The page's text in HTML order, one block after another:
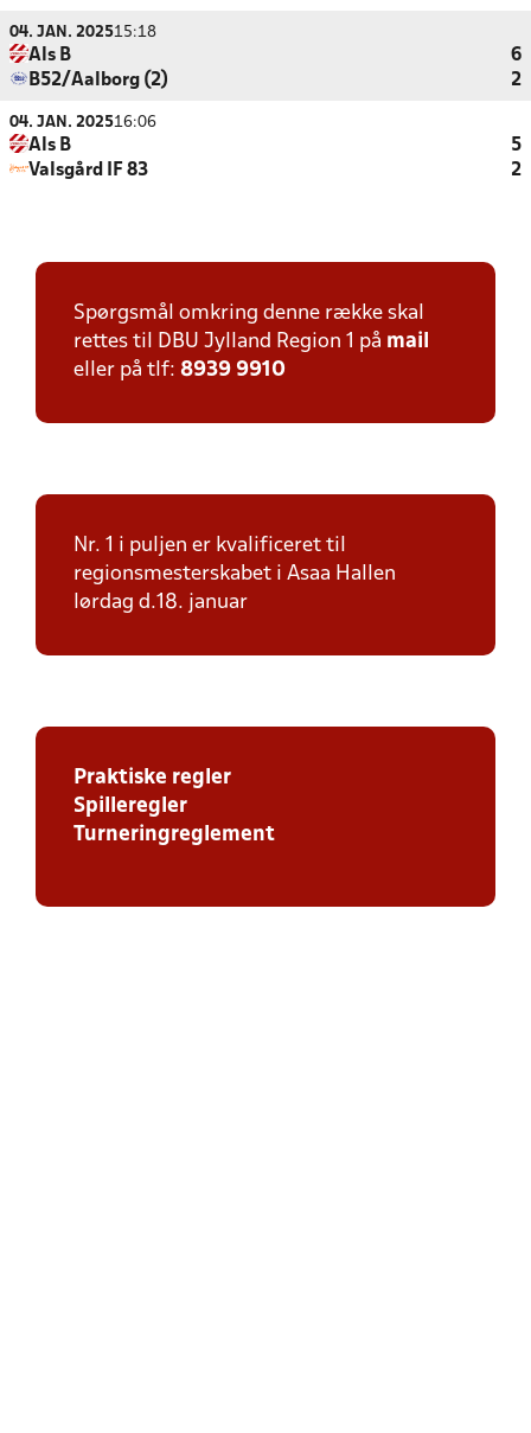
04. JAN. 202515:18
Als B
6
B52/Aalborg (2)
2
04. JAN. 202516:06
Als B
5
Valsgård IF 83
2
Spørgsmål omkring denne række skal
rettes til DBU Jylland Region 1 på mail
eller på tlf: 8939 9910
Nr. 1 i puljen er kvalificeret til
regionsmesterskabet i Asaa Hallen
lørdag d.18. januar
Praktiske regler
Spilleregler
Turneringreglement